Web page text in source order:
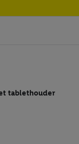
tablethouder